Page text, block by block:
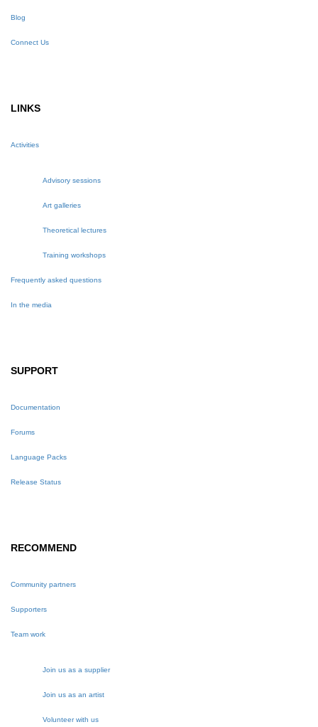
Blog
Connect Us
LINKS
Activities
Advisory sessions
Art galleries
Theoretical lectures
Training workshops
Frequently asked questions
In the media
SUPPORT
Documentation
Forums
Language Packs
Release Status
RECOMMEND
Community partners
Supporters
Team work
Join us as a supplier
Join us as an artist
Volunteer with us